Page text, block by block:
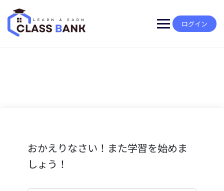
content
ログイン
おかえりなさい！また学習を始めま
しょう！